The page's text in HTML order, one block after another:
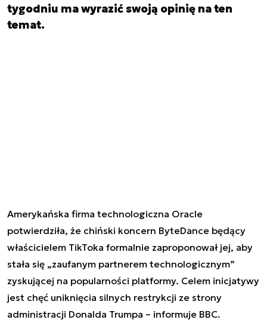
tygodniu ma wyrazić swoją opinię na ten
temat.
Amerykańska firma technologiczna Oracle
potwierdziła, że chiński koncern ByteDance ​​będący
właścicielem TikToka formalnie zaproponował jej, aby
stała się „zaufanym partnerem technologicznym”
zyskującej na popularności platformy. Celem inicjatywy
jest chęć uniknięcia silnych restrykcji ze strony
administracji Donalda Trumpa – informuje BBC.